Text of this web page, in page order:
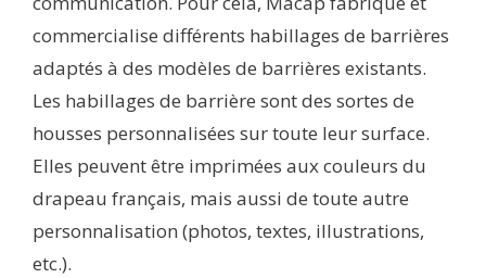
commercialise différents habillages de barrières
adaptés à des modèles de barrières existants.
Les habillages de barrière sont des sortes de
housses personnalisées sur toute leur surface.
Elles peuvent être imprimées aux couleurs du
drapeau français, mais aussi de toute autre
personnalisation (photos, textes, illustrations,
etc.).